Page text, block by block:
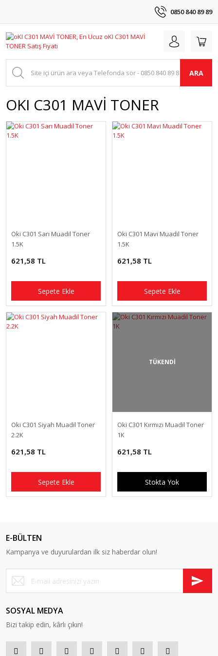
0850 840 89 89
ARA
OKI C301 MAVİ TONER
Oki C301 Sarı Muadil Toner
1.5K
621,58 TL
Sepete Ekle
Oki C301 Mavi Muadil Toner
1.5K
621,58 TL
Sepete Ekle
Oki C301 Siyah Muadil Toner
2.2K
621,58 TL
Sepete Ekle
TÜKENDİ
Oki C301 Kırmızı Muadil Toner
1K
621,58 TL
Stokta Yok
E-BÜLTEN
Kampanya ve duyurulardan ilk siz haberdar olun!
SOSYAL MEDYA
Bizi takip edin, kârlı çıkın!